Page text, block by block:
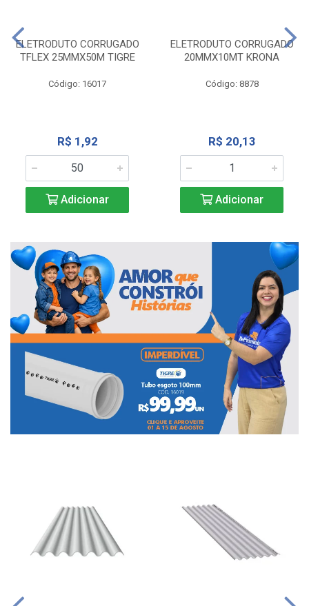
ELETRODUTO CORRUGADO
TFLEX 25MMX50M TIGRE
Código: 16017
R$ 1,92
Adicionar
ELETRODUTO CORRUGADO
20MMX10MT KRONA
Código: 8878
R$ 20,13
Adicionar